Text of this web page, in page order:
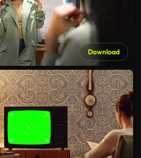
Download